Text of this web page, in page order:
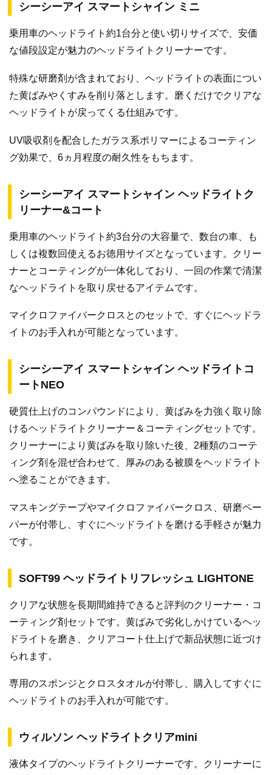
シーシーアイ スマートシャイン ミニ
乗用車のヘッドライト約1台分と使い切りサイズで、安価
な値段設定が魅力のヘッドライトクリーナーです。
特殊な研磨剤が含まれており、ヘッドライトの表面につい
た黄ばみやくすみを削り落とします。磨くだけでクリアな
ヘッドライトが戻ってくる仕組みです。
UV吸収剤を配合したガラス系ポリマーによるコーティン
グ効果で、6ヵ月程度の耐久性をもちます。
シーシーアイ スマートシャイン ヘッドライトク
リーナー&コート
乗用車のヘッドライト約3台分の大容量で、数台の車、も
しくは複数回使えるお徳用サイズとなっています。クリー
ナーとコーティングが一体化しており、一回の作業で清潔
なヘッドライトを取り戻せるアイテムです。
マイクロファイバークロスとのセットで、すぐにヘッドラ
イトのお手入れが可能となっています。
シーシーアイ スマートシャイン ヘッドライトコ
ートNEO
硬質仕上げのコンパウンドにより、黄ばみを力強く取り除
けるヘッドライトクリーナー＆コーティングセットです。
クリーナーにより黄ばみを取り除いた後、2種類のコーテ
ィング剤を混ぜ合わせて、厚みのある被膜をヘッドライト
へ塗ることができます。
マスキングテープやマイクロファイバークロス、研磨ペー
パーが付帯し、すぐにヘッドライトを磨ける手軽さが魅力
です。
SOFT99 ヘッドライトリフレッシュ LIGHTONE
クリアな状態を長期間維持できると評判のクリーナー・コ
ーティング剤セットです。黄ばみで劣化しかけているヘッ
ドライトを磨き、クリアコート仕上げで新品状態に近づけ
られます。
専用のスポンジとクロスタオルが付帯し、購入してすぐに
ヘッドライトのお手入れが可能です。
ウィルソン ヘッドライトクリアmini
液体タイプのヘッドライトクリーナーです。クリーナーに